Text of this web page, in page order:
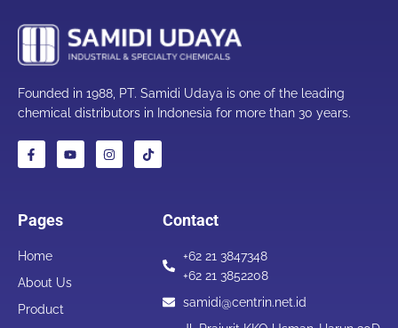
Founded in 1988, PT. Samidi Udaya is one of the leading
chemical distributors in Indonesia for more than 30 years.
Pages
Home
About Us
Product
Contact
+62 21 3847348
+62 21 3852208
samidi@centrin.net.id